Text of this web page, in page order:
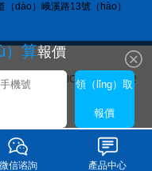
）算報價
領（lǐng）取
報價
dào）峨溪路13號（hào）
Reserved.
鄂ICP備15011752
微信谘詢 產品中心